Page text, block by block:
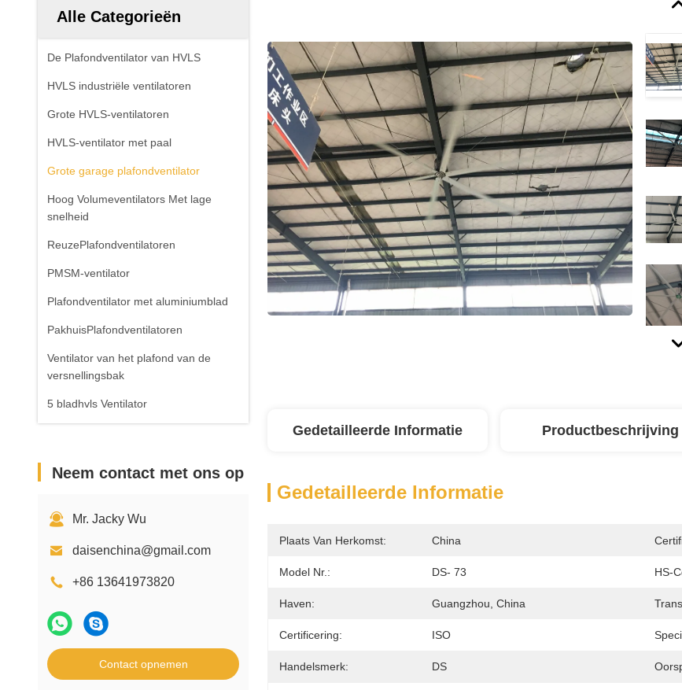
Alle Categorieën
De Plafondventilator van HVLS
HVLS industriële ventilatoren
Grote HVLS-ventilatoren
HVLS-ventilator met paal
Grote garage plafondventilator
Hoog Volumeventilators Met lage
snelheid
ReuzePlafondventilatoren
PMSM-ventilator
Plafondventilator met aluminiumblad
PakhuisPlafondventilatoren
Ventilator van het plafond van de
versnellingsbak
5 bladhvls Ventilator
Neem contact met ons op
Mr. Jacky Wu
daisenchina@gmail.com
+86 13641973820
Contact opnemen
Gedetailleerde Informatie Productbeschrijving
Gedetailleerde Informatie
Plaats Van Herkomst: China
Model Nr.: DS- 73 HS-
Haven: Guangzhou, China
Certificering: ISO
Handelsmerk: DS